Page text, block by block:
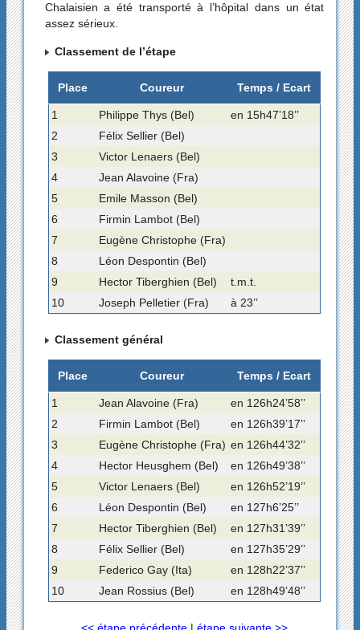
Chalaisien a été transporté à l’hôpital dans un état
assez sérieux.
Classement de l’étape
Place Coureur Temps / Ecart
1 Philippe Thys (Bel)
en 15h47’18’’
2
Félix Sellier (Bel)
3
Victor Lenaers (Bel)
4
Jean Alavoine (Fra)
5
Emile Masson (Bel)
6
Firmin Lambot (Bel)
7
Eugène Christophe (Fra)
8
Léon Despontin (Bel)
9
Hector Tiberghien (Bel)
t.m.t.
10
Joseph Pelletier (Fra) à 23’’
Classement général
Place Coureur Temps / Ecart
1 Jean Alavoine (Fra)
en 126h24’58’’
2
Firmin Lambot (Bel)
en 126h39’17’’
3
Eugène Christophe (Fra) en 126h44’32’’
4
Hector Heusghem (Bel)
en 126h49’38’’
5
Victor Lenaers (Bel)
en 126h52’19’’
6
Léon Despontin (Bel)
en 127h6’25’’
7
Hector Tiberghien (Bel)
en 127h31’39’’
8
Félix Sellier (Bel)
en 127h35’29’’
9
Federico Gay (Ita)
en 128h22’37’’
10
Jean Rossius (Bel) en 128h49’48’’